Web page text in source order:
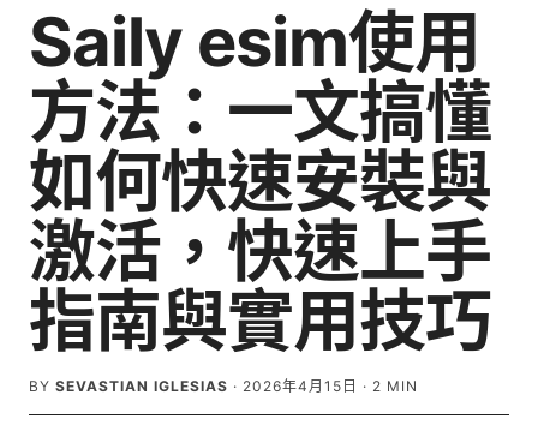
Saily esim使用
方法：一文搞懂
如何快速安裝與
激活，快速上手
指南與實用技巧
BY SEVASTIAN IGLESIAS · 2026年4月15日 · 2 MIN